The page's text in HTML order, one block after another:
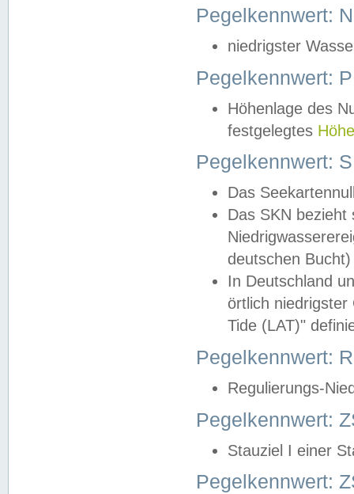
Pegelkennwert:
niedrigster
Pegelkennwert:
Höhenlage des
festgelegtes
Pegelkennwert:
Das
Das SKN
deutschen
In Deutschland
örtlich
Tide (LAT)"
Pegelkennwert:
Regulierungs-
Pegelkennwert:
Stauziel I einer
Pegelkennwert: